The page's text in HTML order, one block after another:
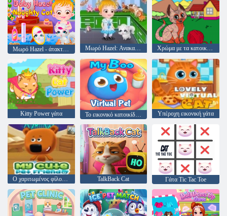
Μωρό Hazel - άτακτος γάτα Μωρό Hazel: Ανακαλύψτε τα ζώα Χρώμα με τα κατοικίδια
Kitty Power γάτα Το εικονικό κατοικίδιο μου Boo Υπέροχη εικονική γάτα
Ο χαριτωμένος φίλος μου για κατοικίδια TalkBack Cat Γάτα Tic Tac Toe